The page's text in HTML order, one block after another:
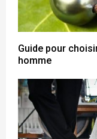
Guide pour
homme